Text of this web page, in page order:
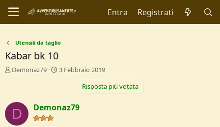
Entra Registrati
Utensili da taglio
Kabar bk 10
C
t
r
Demonaz79
D
d
3 Febbraio 2019
Risposta più votata
D Demonaz79